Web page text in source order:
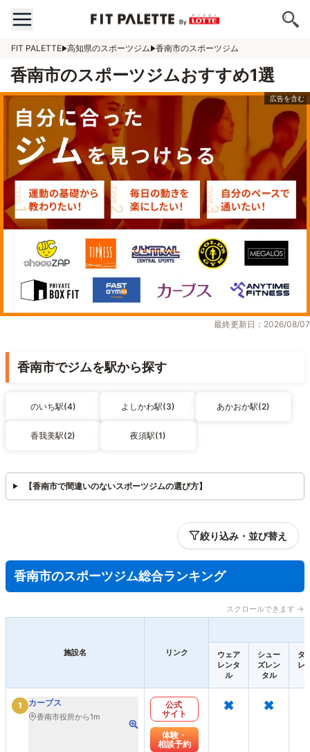
FIT PALETTE 高知県のスポーツジム 香南市のスポーツジム
香南市のスポーツジムおすすめ1選
最終更新日：2026/08/07
香南市でジムを駅から探す
のいち駅(4) よしかわ駅(3) あかおか駅(2)
香我美駅(2) 夜須駅(1)
【香南市で間違いのないスポーツジムの選び方】
絞り込み・並び替え
香南市のスポーツジム総合ランキング
スクロールできます →
施設名 リンク
ウェア
レンタ
ル
シュー
ズレン
タル
タ
レ
1 カーブス
香南市役所から1m
公式
サイト
体験・
相談予約
× ×